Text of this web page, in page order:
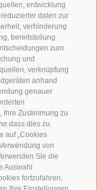
entwicklung
daten zur
verhinderung
bereitstellung
zum
und
verknüpfung
anhand
genauer
Ihre Zustimmung zu
dass dies zu
auf „Cookies
von
Sie die
Auswahl
fortzufahren,